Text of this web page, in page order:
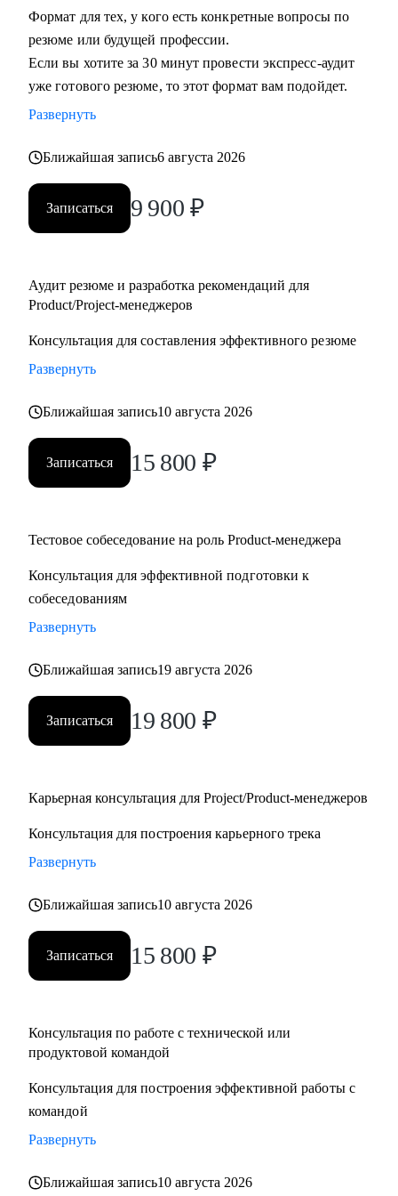
• Руководителям бизнеса: построение продуктовой
команды, консультация "внешнего СРО", построение
продуктовой культуры и ускорение процессов для
достижения целей.
• Тем, кто недавно стал руководителем: как работать с
сжигать команду, как работать со смежными командами,
заказчиками и руководителями.
• Senior менеджерам, которые хотят вырасти до СРО:
построение стратегии роста, менторство по рабочим
расти.
Формат для тех, у кого есть конкретные вопросы по
резюме или будущей профессии.
Если вы хотите за 30 минут провести экспресс-аудит
уже готового резюме, то этот формат вам подойдет.
Развернуть
Ближайшая запись6 августа 2026
Записаться 9 900 ₽
Аудит резюме и разработка рекомендаций для
Product/Project-менеджеров
Консультация для составления эффективного резюме
Развернуть
Ближайшая запись10 августа 2026
Записаться 15 800 ₽
Тестовое собеседование на роль Product-менеджера
Консультация для эффективной подготовки к
собеседованиям
Развернуть
Ближайшая запись19 августа 2026
Записаться 19 800 ₽
Карьерная консультация для Project/Product-менеджеров
Консультация для построения карьерного трека
Развернуть
Ближайшая запись10 августа 2026
Записаться 15 800 ₽
Консультация по работе с технической или
продуктовой командой
Консультация для построения эффективной работы с
командой
Развернуть
Ближайшая запись10 августа 2026